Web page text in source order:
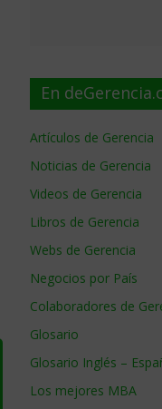
En
Artículos de Gerencia
Noticias de Gerencia
Videos de Gerencia
Libros de Gerencia
Webs de Gerencia
Negocios por País
Colaboradores de
Glosario
Glosario Inglés –
Los mejores MBA